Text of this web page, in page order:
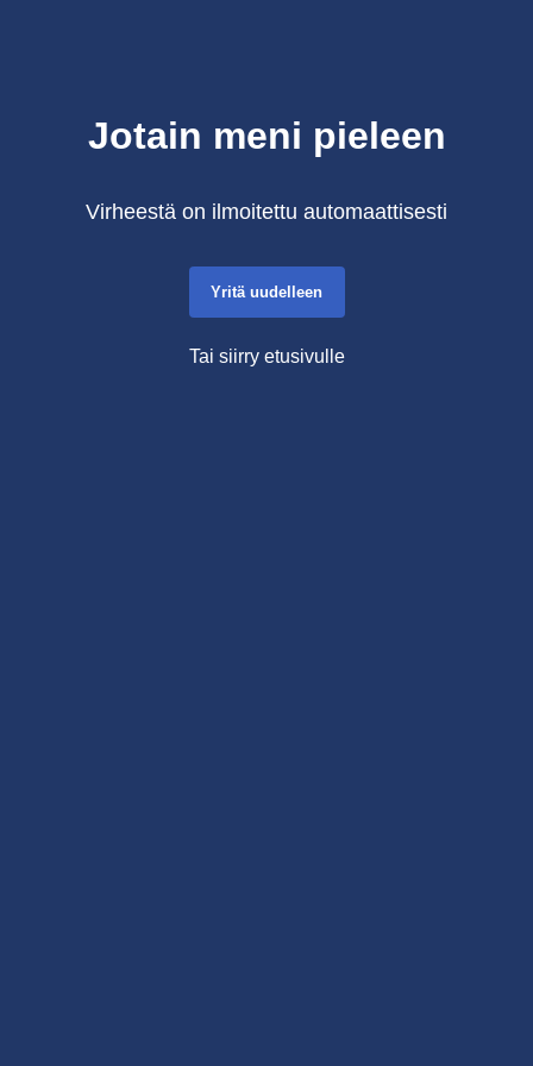
Jotain meni pieleen
Virheestä on ilmoitettu automaattisesti
Yritä uudelleen
Tai siirry etusivulle